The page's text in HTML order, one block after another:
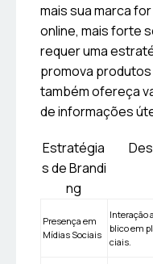
mais sua marca
online, mais forte
requer uma
promova
também ofereça
de informações
Estratégia
s de Brandi
ng
Presença em
Mídias Sociais
Interação
blico em
ciais.